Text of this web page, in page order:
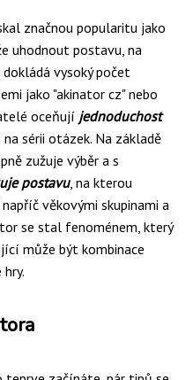
značnou popularitu jako
uhodnout postavu, na
vysoký počet
jako "akinator cz" nebo
oceňují jednoduchost
sérii otázek. Na základě
zužuje výběr a s
postavu, na kterou
věkovými skupinami a
se stal fenoménem, který
může být kombinace